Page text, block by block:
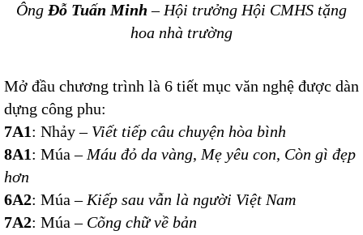
Ông Đỗ Tuấn Minh – Hội trưởng Hội CMHS tặng
hoa nhà trường
Mở đầu chương trình là 6 tiết mục văn nghệ được dàn
dựng công phu:
7A1: Nhảy – Viết tiếp câu chuyện hòa bình
8A1: Múa – Máu đỏ da vàng, Mẹ yêu con, Còn gì đẹp
hơn
6A2: Múa – Kiếp sau vẫn là người Việt Nam
7A2: Múa – Cõng chữ về bản